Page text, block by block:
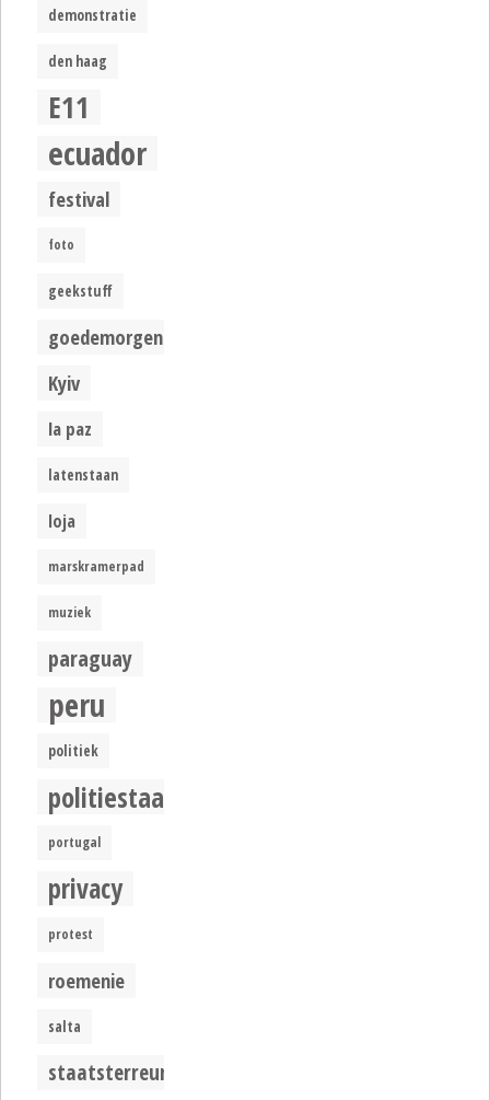
demonstratie
den haag
E11
ecuador
festival
foto
geekstuff
goedemorgen
Kyiv
la paz
latenstaan
loja
marskramerpad
muziek
paraguay
peru
politiek
politiestaat
portugal
privacy
protest
roemenie
salta
staatsterreur